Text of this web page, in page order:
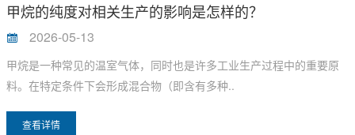
甲烷的纯度对相关生产的影响是怎样的？
2026-05-13
甲烷是一种常见的温室气体，同时也是许多工业生产过程中的重要原
料。在特定条件下会形成混合物（即含有多种..
查看详情